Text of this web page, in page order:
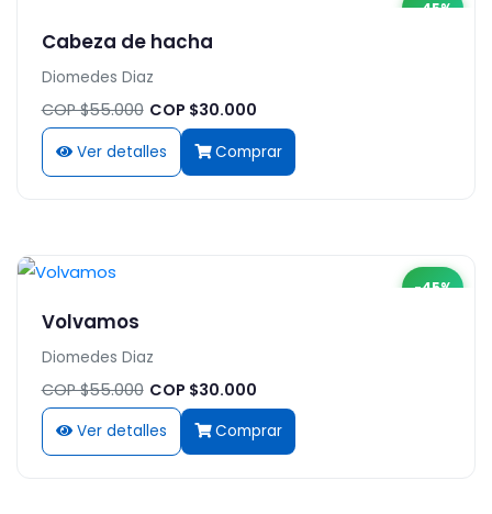
-45%
Cabeza de hacha
Diomedes Diaz
COP $55.000 COP $30.000
Ver detalles Comprar
-45%
Volvamos
Diomedes Diaz
COP $55.000 COP $30.000
Ver detalles Comprar